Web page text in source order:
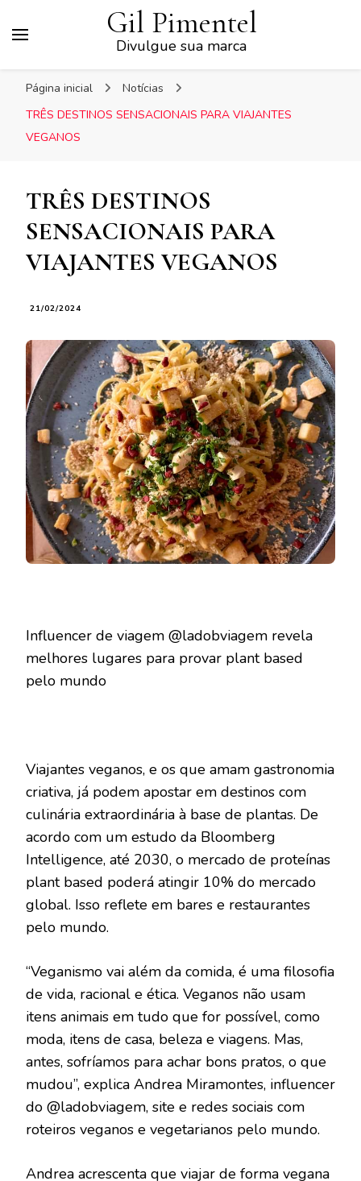
Gil Pimentel
Divulgue sua marca
Página inicial
Notícias
TRÊS DESTINOS SENSACIONAIS PARA VIAJANTES
VEGANOS
TRÊS DESTINOS
SENSACIONAIS PARA
VIAJANTES VEGANOS
21/02/2024
Influencer de viagem @ladobviagem revela
melhores lugares para provar plant based
pelo mundo
Viajantes veganos, e os que amam gastronomia
criativa, já podem apostar em destinos com
culinária extraordinária à base de plantas. De
acordo com um estudo da Bloomberg
Intelligence, até 2030, o mercado de proteínas
plant based poderá atingir 10% do mercado
global. Isso reflete em bares e restaurantes
pelo mundo.
“Veganismo vai além da comida, é uma filosofia
de vida, racional e ética. Veganos não usam
itens animais em tudo que for possível, como
moda, itens de casa, beleza e viagens. Mas,
antes, sofríamos para achar bons pratos, o que
mudou”, explica Andrea Miramontes, influencer
do @ladobviagem, site e redes sociais com
roteiros veganos e vegetarianos pelo mundo.
Andrea acrescenta que viajar de forma vegana